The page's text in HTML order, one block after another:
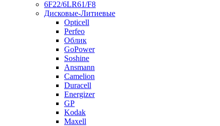
6F22/6LR61/F8
Дисковые-Литиевые
Opticell
Perfeo
Облик
GoPower
Soshine
Ansmann
Camelion
Duracell
Energizer
GP
Kodak
Maxell